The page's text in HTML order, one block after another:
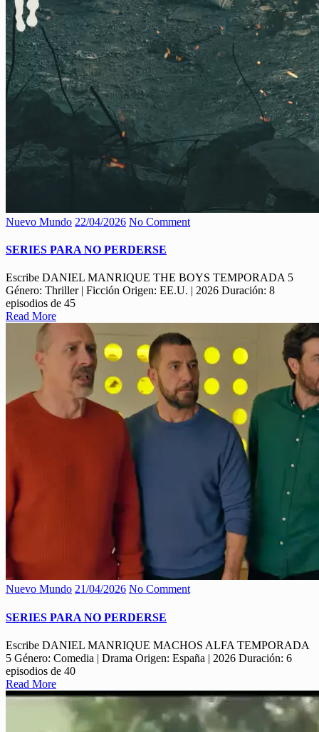
Nuevo Mundo 22/04/2026 No Comment
SERIES PARA NO PERDERSE
Escribe DANIEL MANRIQUE THE BOYS TEMPORADA 5
Género: Thriller | Ficción Origen: EE.U. | 2026 Duración: 8
episodios de 45
Read More
Nuevo Mundo 21/04/2026 No Comment
SERIES PARA NO PERDERSE
Escribe DANIEL MANRIQUE MACHOS ALFA TEMPORADA
5 Género: Comedia | Drama Origen: España | 2026 Duración: 6
episodios de 40
Read More